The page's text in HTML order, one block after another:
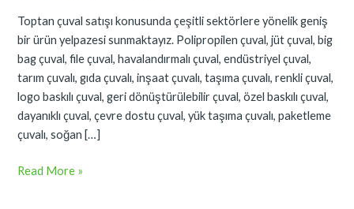
Toptan çuval satışı konusunda çeşitli sektörlere yönelik geniş
bir ürün yelpazesi sunmaktayız. Polipropilen çuval, jüt çuval, big
bag çuval, file çuval, havalandırmalı çuval, endüstriyel çuval,
tarım çuvalı, gıda çuvalı, inşaat çuvalı, taşıma çuvalı, renkli çuval,
logo baskılı çuval, geri dönüştürülebilir çuval, özel baskılı çuval,
dayanıklı çuval, çevre dostu çuval, yük taşıma çuvalı, paketleme
çuvalı, soğan […]
Fiyatları
Read More »